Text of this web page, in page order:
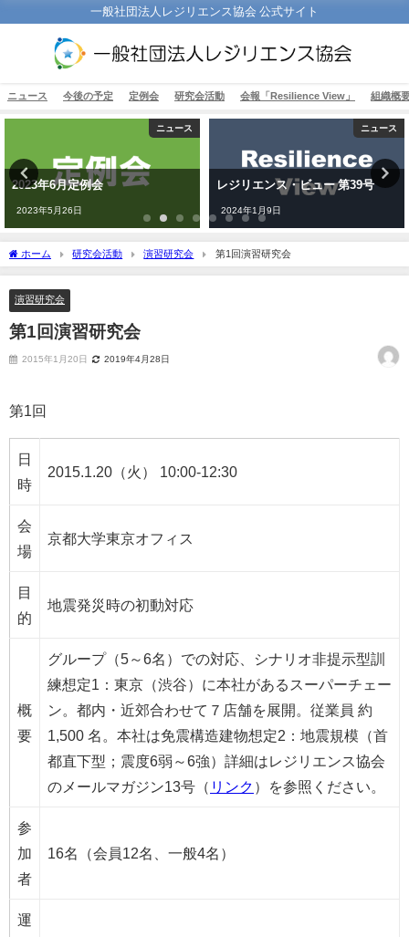
一般社団法人レジリエンス協会 公式サイト
ニュース 今後の予定 定例会 研究会活動 会報「Resilience View」 組織概
ニュース
2023年6月定例会
2023年5月26日
ニュース
レジリエンス・ビュー 第39号
2024年1月9日
ホーム 研究会活動 演習研究会 第1回演習研究会
演習研究会
第1回演習研究会
2015年1月20日 2019年4月28日
第1回
日
時
2015.1.20（火） 10:00-12:30
会
場
京都大学東京オフィス
目
的
地震発災時の初動対応
概
要
グループ（5～6名）での対応、シナリオ非提示型訓
練想定1：東京（渋谷）に本社があるスーパーチェー
ン。都内・近郊合わせて７店舗を展開。従業員 約
1,500 名。本社は免震構造建物想定2：地震規模（首
都直下型；震度6弱～6強）詳細はレジリエンス協会
のメールマガジン13号（ リンク ）を参照ください。
参
加
者
16名（会員12名、一般4名）
運